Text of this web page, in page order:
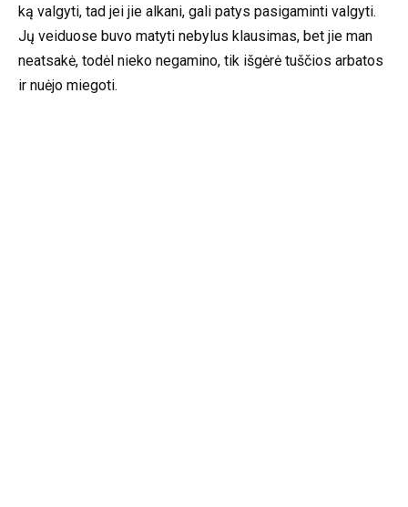
ką valgyti, tad jei jie alkani, gali patys pasigaminti valgyti.
Jų veiduose buvo matyti nebylus klausimas, bet jie man
neatsakė, todėl nieko negamino, tik išgėrė tuščios arbatos
ir nuėjo miegoti.